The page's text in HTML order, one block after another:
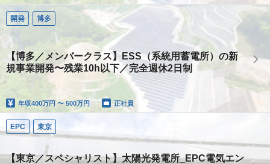
開発 博多
【博多／メンバークラス】ESS（系統用蓄電所）の新
規事業開発〜残業10h以下／完全週休2日制
年収400万円 〜 500万円 正社員
EPC 東京
【東京／スペシャリスト】太陽光発電所_EPC電気エン